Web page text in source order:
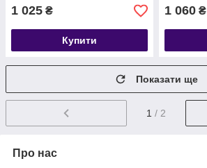
1 025 ₴
Купити
1 060 ₴
Показати ще
1 / 2
Про нас